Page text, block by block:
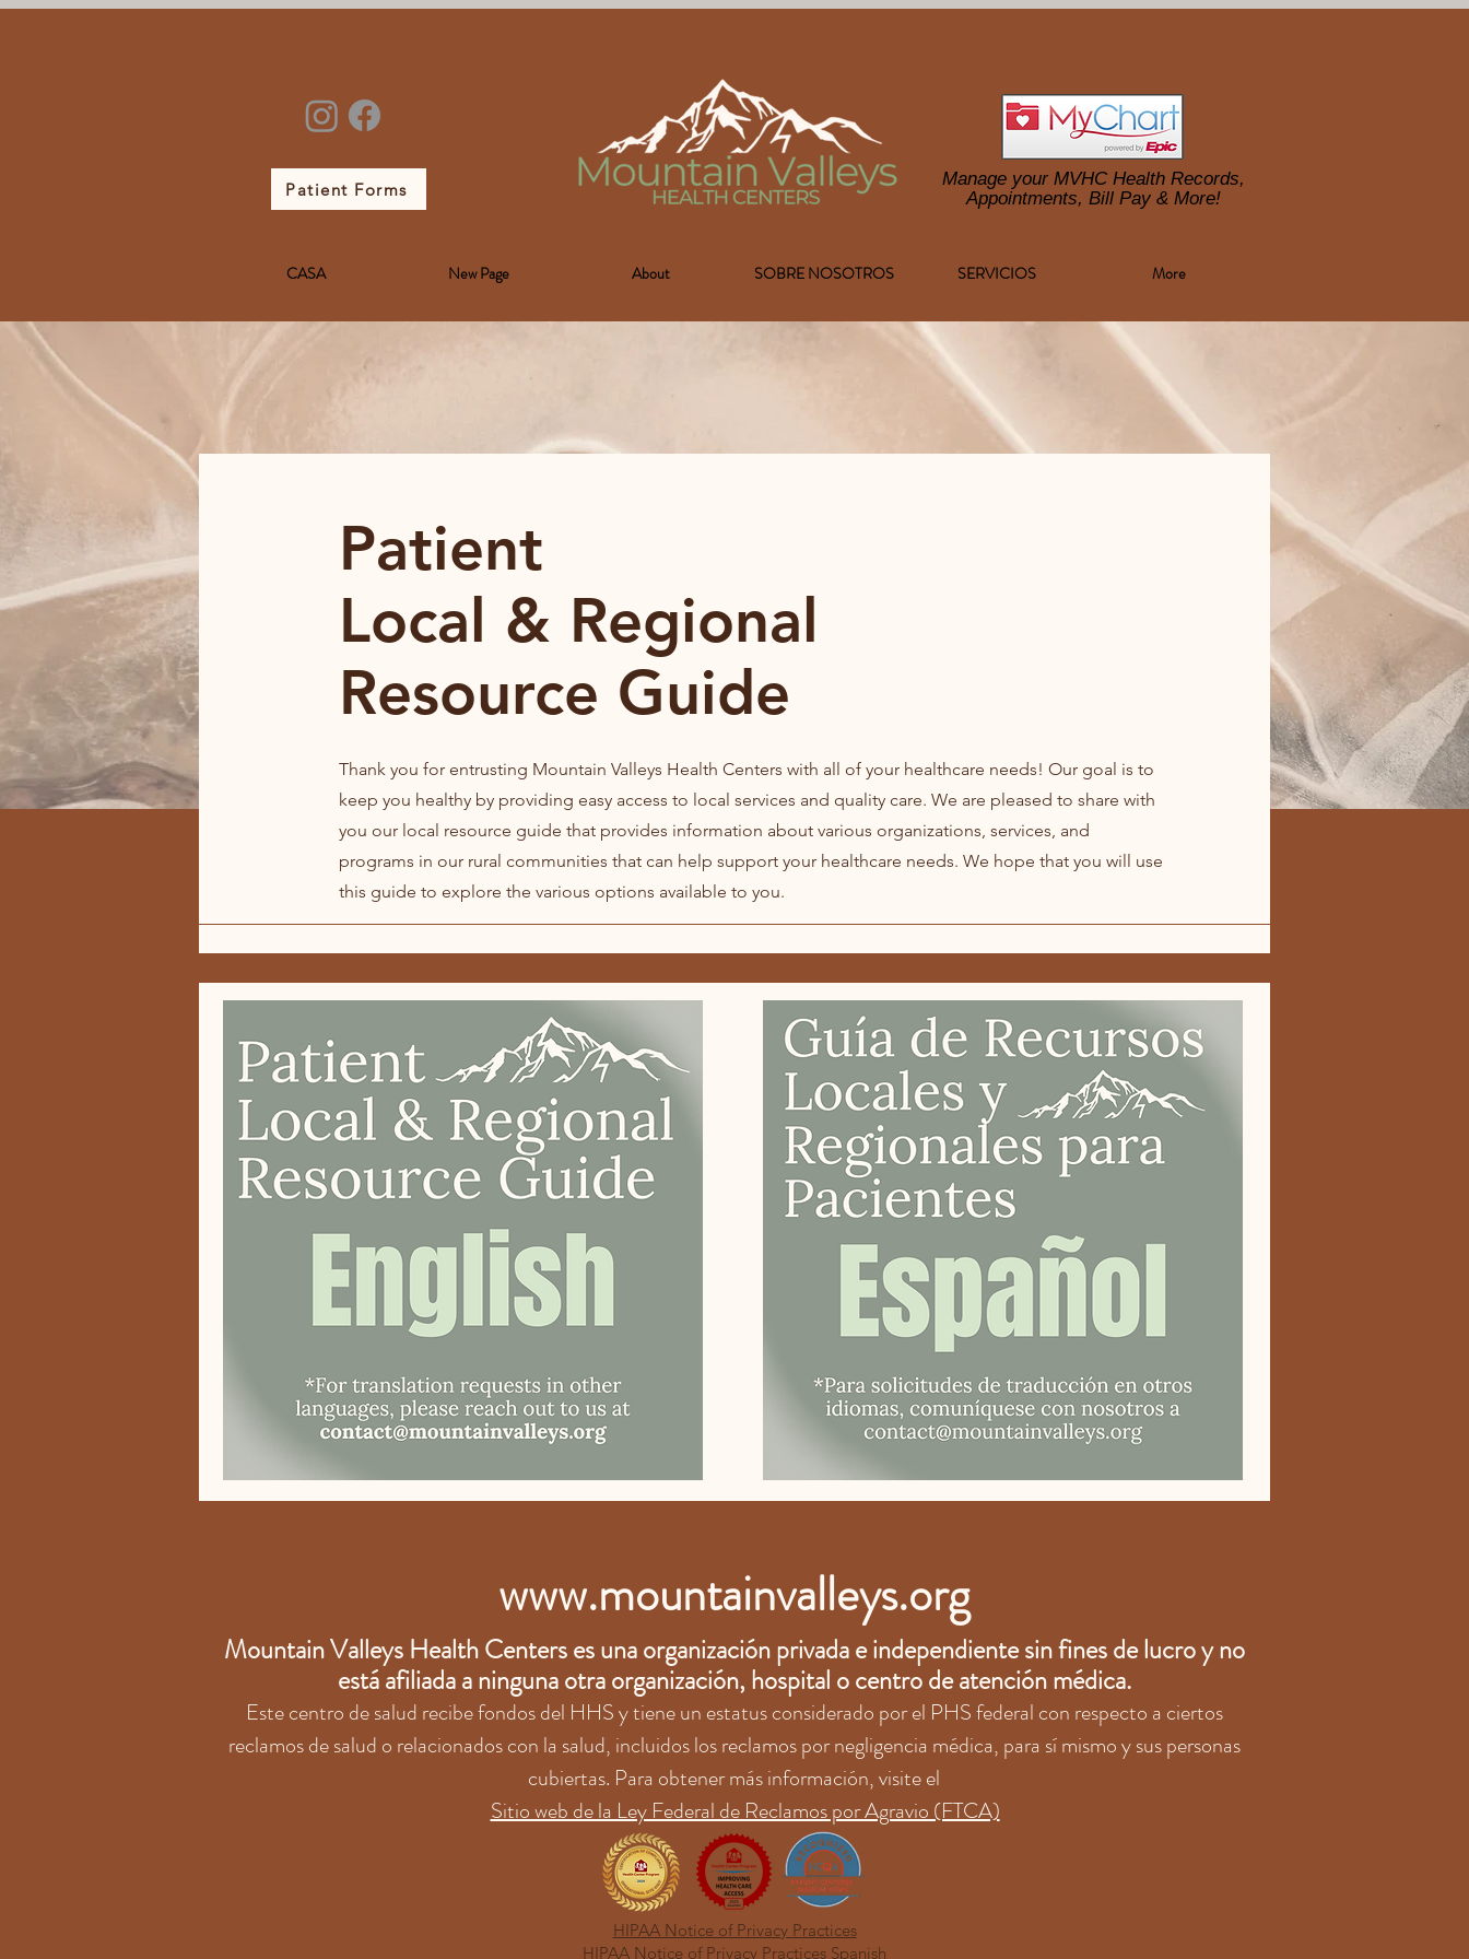
Patient Forms
Manage your MVHC Health Records,
Appointments, Bill Pay & More!
CASA New Page About SOBRE NOSOTROS SERVICIOS More
Patient
Local & Regional
Resource Guide
Thank you for entrusting Mountain Valleys Health Centers with all of your healthcare needs! Our goal is to
keep you healthy by providing easy access to local services and quality care. We are pleased to share with
you our local resource guide that provides information about various organizations, services, and
programs in our rural communities that can help support your healthcare needs. We hope that you will use
this guide to explore the various options available to you.
www.mountainvalleys.org
Mountain Valleys Health Centers es una organización privada e independiente sin fines de lucro y no
está afiliada a ninguna otra organización, hospital o centro de atención médica.
Este centro de salud recibe fondos del HHS y tiene un estatus considerado por el PHS federal con respecto a ciertos
reclamos de salud o relacionados con la salud, incluidos los reclamos por negligencia médica, para sí mismo y sus personas
cubiertas. Para obtener más información, visite el
Sitio web de la Ley Federal de Reclamos por Agravio (FTCA)
HIPAA Notice of Privacy Practices
HIPAA Notice of Privacy Practices Spanish